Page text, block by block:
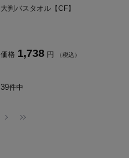
大判バスタオル【CF】
価格 1,738 円 （税込）
39件中